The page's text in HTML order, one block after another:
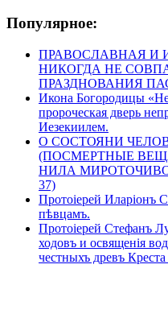
Популярное:
ПРАВОСЛАВНАЯ И
НИКОГДА НЕ
ПРАЗДНОВАНИЯ
Икона Богородицы
пророческая дверь
Иезекиилем.
О СОСТОЯНИ
(ПОСМЕРТНЫЕ
НИЛА
37)
Протоіерей Иларіонъ
пѣвцамъ.
Протоіерей Стефанъ
ходовъ и освященія
честныхъ древъ